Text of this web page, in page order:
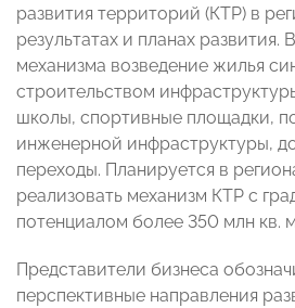
развития территорий (КТР) в
результатах и планах развития.
механизма возведение жилья
строительством
школы, спортивные площадки,
инженерной инфраструктуры,
переходы. Планируется в
реализовать механизм КТР с
потенциалом более 350 млн кв.
Представители бизнеса
перспективные направления